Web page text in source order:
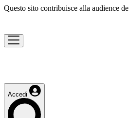
Questo sito contribuisce alla audience de
Accedi